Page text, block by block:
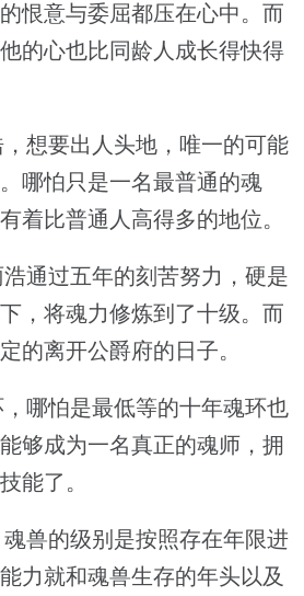
恨意与委屈都压在心中。而
的心也比同龄人成长得快得
想要出人头地，唯一的可能
哪怕只是一名最普通的魂
着比普通人高得多的地位。
通过五年的刻苦努力，硬是
，将魂力修炼到了十级。而
的离开公爵府的日子。
哪怕是最低等的十年魂环也
够成为一名真正的魂师，拥
能了。
兽的级别是按照存在年限进
力就和魂兽生存的年头以及